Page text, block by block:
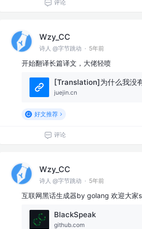
评论
Wzy_CC
诗人 @字节跳动 · 5年前
开始翻译长篇译文，大佬轻喷
juejin.cn
好文推荐
评论
Wzy_CC
诗人 @字节跳动 · 5年前
互联网黑话生成器by golang 欢迎大家
BlackSpeak
github.com